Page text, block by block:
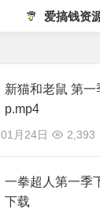
爱搞钱资
新猫和老鼠 第
p.mp4
01月24日 2,393
一拳超人第一季
下载